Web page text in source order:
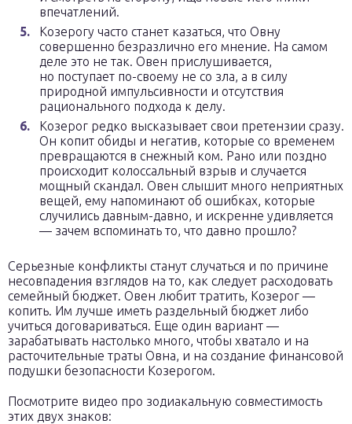
впечатлений.
Козерогу часто станет казаться, что Овну
совершенно безразлично его мнение. На самом
деле это не так. Овен прислушивается,
но поступает по-своему не со зла, а в силу
природной импульсивности и отсутствия
рационального подхода к делу.
Козерог редко высказывает свои претензии сразу.
Он копит обиды и негатив, которые со временем
превращаются в снежный ком. Рано или поздно
происходит колоссальный взрыв и случается
мощный скандал. Овен слышит много неприятных
вещей, ему напоминают об ошибках, которые
случились давным-давно, и искренне удивляется
— зачем вспоминать то, что давно прошло?
Серьезные конфликты станут случаться и по причине
несовпадения взглядов на то, как следует расходовать
семейный бюджет. Овен любит тратить, Козерог —
копить. Им лучше иметь раздельный бюджет либо
учиться договариваться. Еще один вариант —
зарабатывать настолько много, чтобы хватало и на
расточительные траты Овна, и на создание финансовой
подушки безопасности Козерогом.
Посмотрите видео про зодиакальную совместимость
этих двух знаков: